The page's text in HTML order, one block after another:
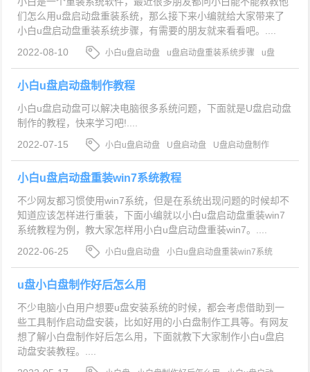
们怎么用u盘启动盘重装系统，那么接下来小编就给大家带来了
小白u盘启动盘重装系统步骤，有需要的朋友就来看看吧。....
2022-08-10
小白u盘启动盘 u盘启动盘重装系统步骤
u盘
启动盘
小白u盘启动盘制作教程
小白u盘启动盘可以解决电脑很多系统问题，下面就是U盘启动盘
制作的教程，快来学习吧!....
2022-07-15
小白u盘启动盘 U盘启动盘 U盘启动盘制作
小白u盘启动盘重装win7系统教程
不少网友都习惯使用win7系统，但是在系统出现问题的时候却不
知道应该怎样进行重装，下面小编就以小白u盘启动盘重装win7
系统教程为例，教大家怎样用小白u盘启动盘重装win7。....
2022-06-25
小白u盘启动盘
小白u盘启动盘重装win7系统
教程
怎样用小白u盘启动盘重装win7
u盘小白盘制作好后怎么用
不少电脑小白用户想要u盘安装系统的时候，都会考虑借助到一
些工具制作启动盘安装，比如好用的小白盘制作工具等。有网友
想了解小白盘制作好后怎么用，下面就教下大家制作小白u盘启
动盘安装教程。....